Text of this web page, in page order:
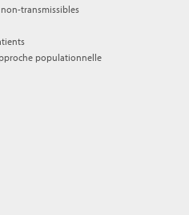
transmissibles
populationnelle